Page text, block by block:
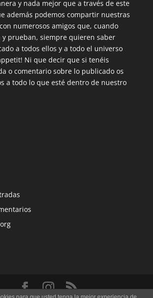
y nada mejor que a través de este
además podemos compartir nuestras
numerosos amigos que, cuando
y prueban, siempre quieren saber
a todos ellos y a todo el universo
Ni que decir que si tenéis
o comentario sobre lo publicado os
a todo lo que esté dentro de nuestro